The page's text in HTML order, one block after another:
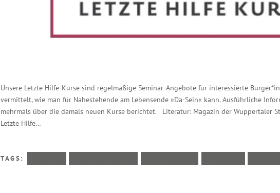
Unsere Letzte Hilfe-Kurse sind regelmäßige Seminar-Angebote für interessierte
vermittelt, wie man für Nahestehende am Lebensende »Da-Sein« kann. Ausführliche
mehrmals über die damals neuen Kurse berichtet. Literatur: Magazin der Wuppertaler
Letzte Hilfe…
TAGS: